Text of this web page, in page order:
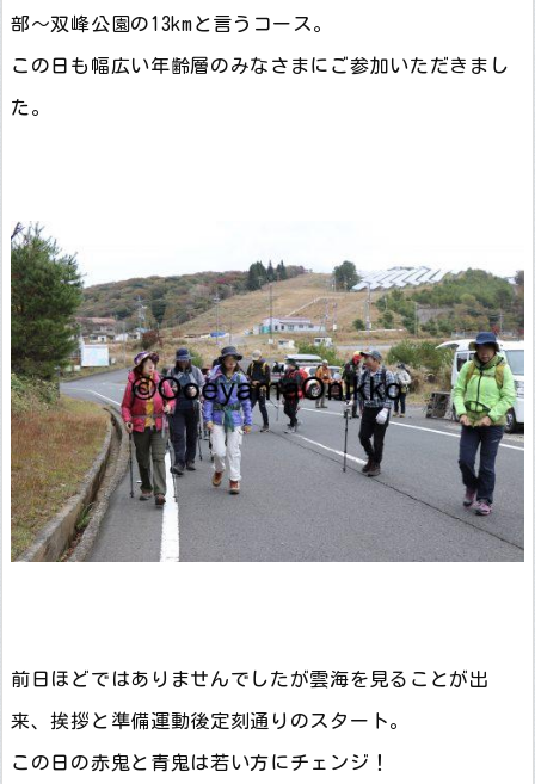
部〜双峰公園の13kmと言うコース。
この日も幅広い年齢層のみなさまにご参加いただきまし
た。
前日ほどではありませんでしたが雲海を見ることが出
来、挨拶と準備運動後定刻通りのスタート。
この日の赤鬼と青鬼は若い方にチェンジ！